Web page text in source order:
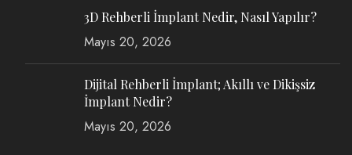
3D Rehberli İmplant Nedir, Nasıl Yapılır?
Mayıs 20, 2026
Dijital Rehberli İmplant; Akıllı ve Dikişsiz
İmplant Nedir?
Mayıs 20, 2026